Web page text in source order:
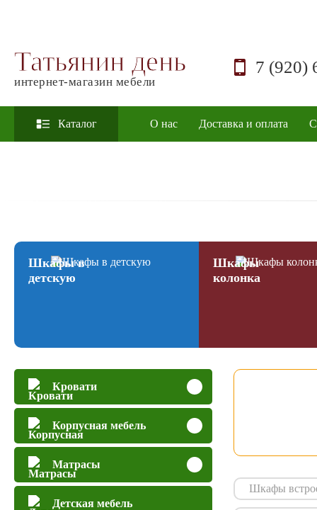
Татьянин день
интернет-магазин мебели
7 (920)
Каталог О нас Доставка и оплата
Шкафы в
детскую
Шкафы
колонка
Кровати
Корпусная мебель
Матрасы
Детская мебель
Шкафы